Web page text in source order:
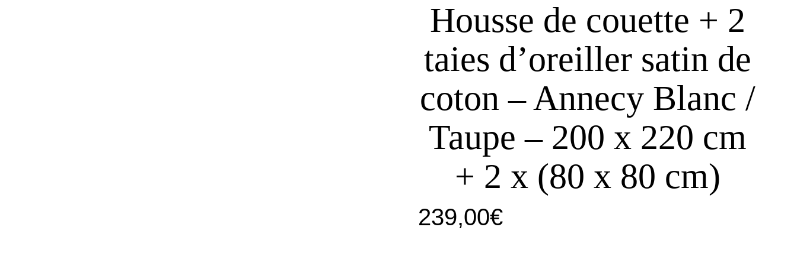
Housse de couette + 2
taies d’oreiller satin de
coton – Annecy Blanc /
Taupe – 200 x 220 cm
+ 2 x (80 x 80 cm)
239,00€